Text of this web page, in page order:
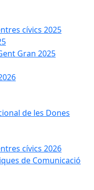
cívics 2025
Gran 2025
de les Dones
cívics 2026
de Comunicació